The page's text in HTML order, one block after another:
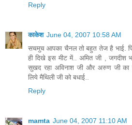
Reply
काकेश June 04, 2007 10:58 AM
सचमुच आपका चैनल तो बहुत तेज है भाई.
ही दिखे इस मीट में.. अमित जी , जगदीश
सुखद रहा अविनाश जी और अरुण जी का
लिये मैथिली जी को बधाई..
Reply
mamta June 04, 2007 11:10 AM